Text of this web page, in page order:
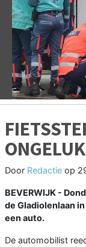
Vorige
Door Redactie op
BEVERWIJK -
de Gladiolenlaan
een auto.
De automobilist